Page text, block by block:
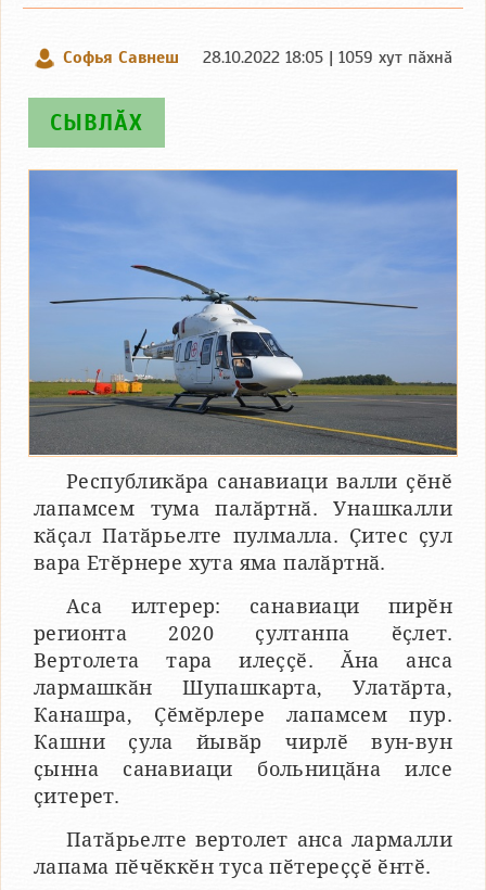
Софья Савнеш 28.10.2022 18:05 | 1059 хут пӑхнӑ
СЫВЛӐХ
Республикӑра санавиаци валли ҫӗнӗ
лапамсем тума палӑртнӑ. Унашкалли
кӑҫал Патӑрьелте пулмалла. Ҫитес ҫул
вара Етӗрнере хута яма палӑртнӑ.
Аса илтерер: санавиаци пирӗн
регионта 2020 ҫултанпа ӗҫлет.
Вертолета тара илеҫҫӗ. Ӑна анса
лармашкӑн Шупашкарта, Улатӑрта,
Канашра, Ҫӗмӗрлере лапамсем пур.
Кашни ҫула йывӑр чирлӗ вун-вун
ҫынна санавиаци больницӑна илсе
ҫитерет.
Патӑрьелте вертолет анса лармалли
лапама пӗчӗккӗн туса пӗтереҫҫӗ ӗнтӗ.